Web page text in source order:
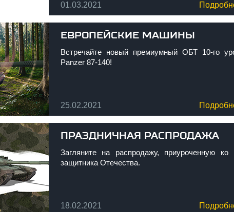
01.03.2021
ЕВРОПЕЙСКИЕ МАШИНЫ
25.02.2021
Встречайте новый премиумный ОБТ 10-го
Panzer 87-140!
ПРАЗДНИЧНАЯ РАСПРОДАЖА
18.02.2021
Загляните на распродажу, приуроченную
защитника Отечества.